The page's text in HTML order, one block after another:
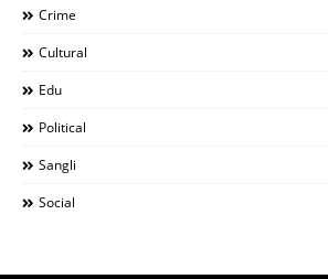
Crime
Cultural
Edu
Political
Sangli
Social